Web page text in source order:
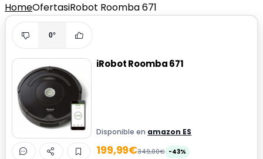
HomeOfertasiRobot Roomba 671
0°
iRobot Roomba 671
Disponible en amazon ES
199,99€349,00€ -43%